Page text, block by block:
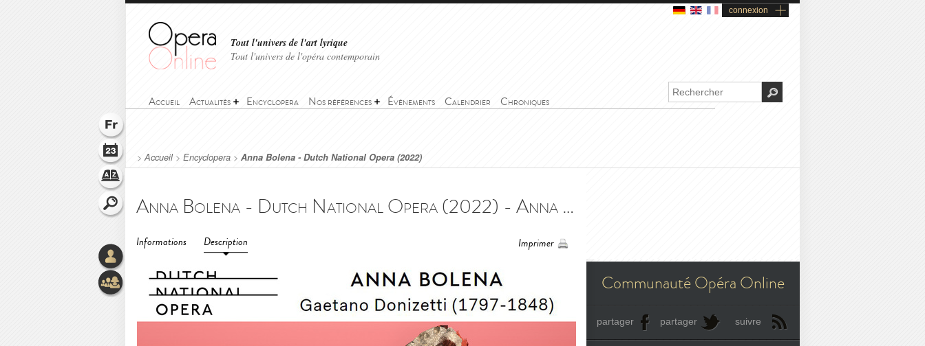
connexion
Tout l'univers de l'art lyrique
Tout l'univers de l'opéra contemporain
Accueil Actualités Encyclopera Nos références Événements Calendrier Chroniques
>Accueil> Encyclopera > Anna Bolena - Dutch National Opera (2022)
Anna Bolena - Dutch National Opera (2022) - Anna Bolena - Dutch National Opera (2022)
Informations Description Imprimer
Communauté Opéra Online
partager partager suivre